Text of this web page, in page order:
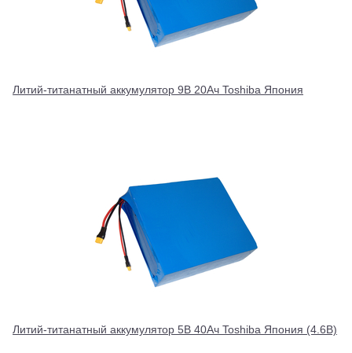
Литий-титанатный аккумулятор 9В 20Ач Toshiba Япония
Литий-титанатный аккумулятор 5В 40Ач Toshiba Япония (4.6В)